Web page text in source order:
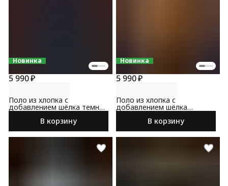
Новинка
5 990 ₽
Поло из хлопка с
добавлением шёлка темно-
синего цвета
В корзину
Новинка
5 990 ₽
Поло из хлопка с
добавлением шёлка
коричневого цвета
В корзину